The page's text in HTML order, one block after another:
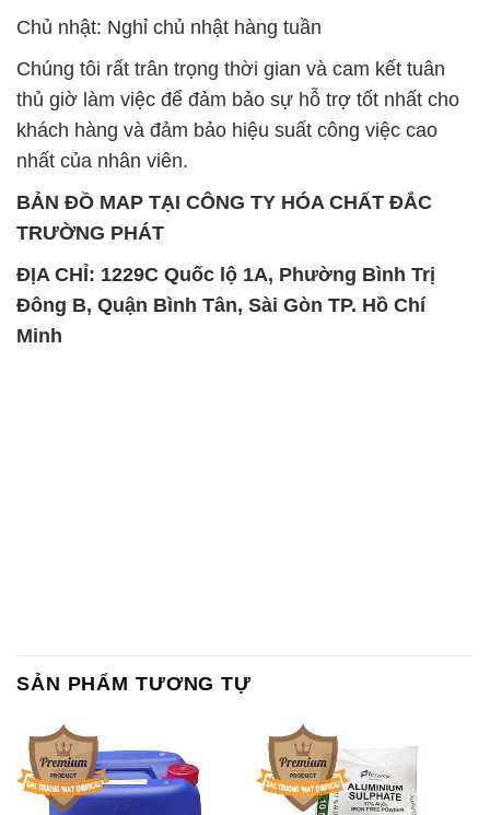
Chủ nhật: Nghỉ chủ nhật hàng tuần
Chúng tôi rất trân trọng thời gian và cam kết tuân
thủ giờ làm việc để đảm bảo sự hỗ trợ tốt nhất cho
khách hàng và đảm bảo hiệu suất công việc cao
nhất của nhân viên.
BẢN ĐỒ MAP TẠI CÔNG TY HÓA CHẤT ĐẮC
TRƯỜNG PHÁT
ĐỊA CHỈ: 1229C Quốc lộ 1A, Phường Bình Trị
Đông B, Quận Bình Tân, Sài Gòn TP. Hồ Chí
Minh
SẢN PHẨM TƯƠNG TỰ